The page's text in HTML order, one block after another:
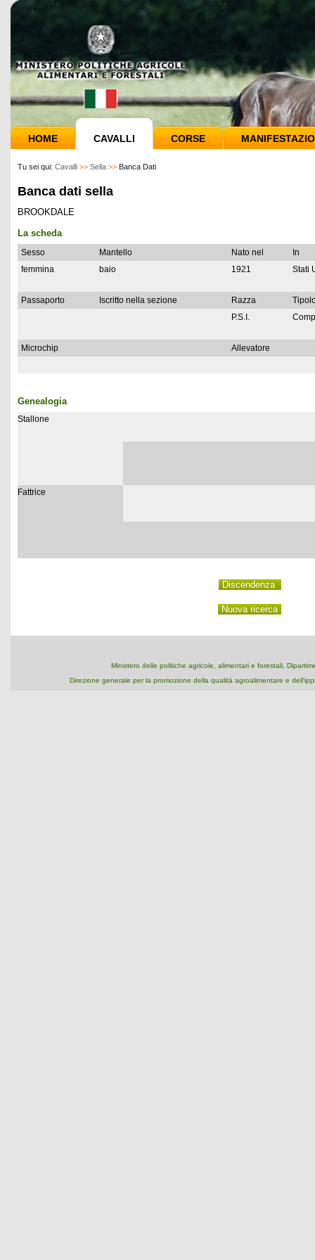
HOME CAVALLI CORSE
Tu sei qui: Cavalli >> Sella >> Banca Dati
Banca dati sella
BROOKDALE
La scheda
Sesso Mantello Nato nel
In
femmina
baio 1921 Stati
Passaporto Iscritto nella sezione Razza
P.S.I.
Microchip Allevatore
Genealogia
Stallone
Fattrice
Ministero delle politiche agricole, alimentari e forestali,
Direzione generale per la promozione della qualità agroalimentare e